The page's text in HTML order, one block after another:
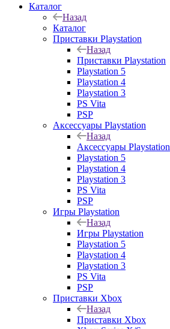
Каталог
Назад
Каталог
Приставки Playstation
Назад
Приставки Playstation
Playstation 5
Playstation 4
Playstation 3
PS Vita
PSP
Аксессуары Playstation
Назад
Аксессуары Playstation
Playstation 5
Playstation 4
Playstation 3
PS Vita
PSP
Игры Playstation
Назад
Игры Playstation
Playstation 5
Playstation 4
Playstation 3
PS Vita
PSP
Приставки Xbox
Назад
Приставки Xbox